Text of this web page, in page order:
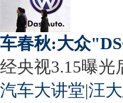
车春秋:大众
经央视3.15曝光
汽车大讲堂|汪